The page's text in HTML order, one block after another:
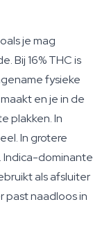
je mag
Bij 16% THC is
fysieke
en je in de
plakken. In
In grotere
Indica-dominante
als afsluiter
past naadloos in